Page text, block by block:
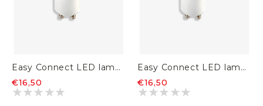
Easy Connect LED lamp MR20 GU10 dimbaar blauw
€16,50
Easy Connect LED lamp MR20 GU10 dimbaar groen
€16,50